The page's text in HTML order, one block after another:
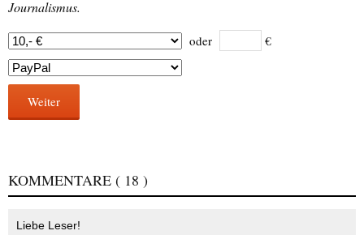
Journalismus.
oder €
Weiter
KOMMENTARE ( 18 )
Liebe Leser!